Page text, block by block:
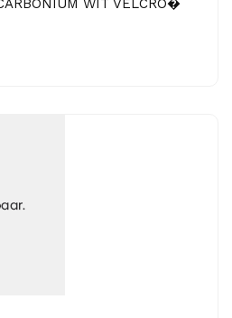
WIT VELCRO�